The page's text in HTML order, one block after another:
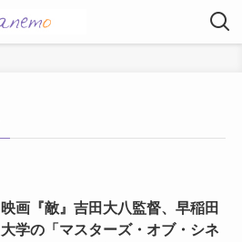
映画『敵』吉田大八監督、早稲田
大学の「マスターズ・オブ・シネ